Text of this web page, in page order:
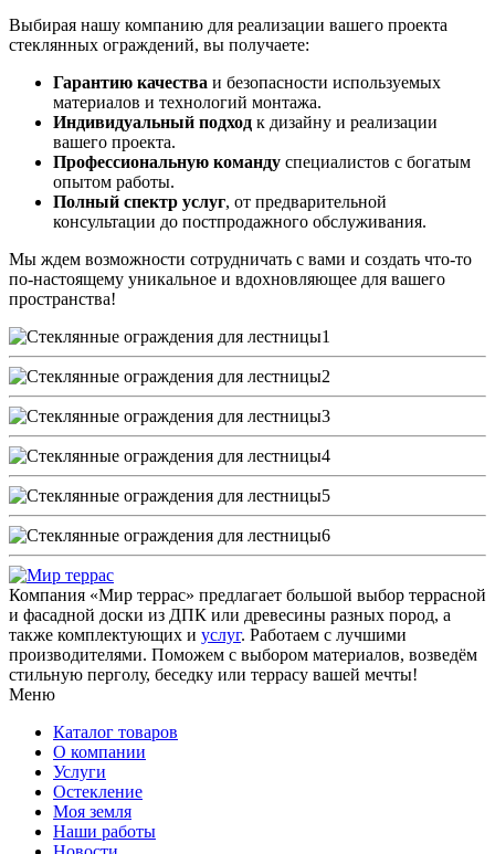
Выбирая нашу компанию для реализации вашего проекта
стеклянных ограждений, вы получаете:
Гарантию качества и безопасности используемых
материалов и технологий монтажа.
Индивидуальный подход к дизайну и реализации
вашего проекта.
Профессиональную команду специалистов с богатым
опытом работы.
Полный спектр услуг, от предварительной
консультации до постпродажного обслуживания.
Мы ждем возможности сотрудничать с вами и создать что-то
по-настоящему уникальное и вдохновляющее для вашего
пространства!
Компания «Мир террас» предлагает большой выбор террасной
и фасадной доски из ДПК или древесины разных пород, а
также комплектующих и услуг. Работаем с лучшими
производителями. Поможем с выбором материалов, возведём
стильную перголу, беседку или террасу вашей мечты!
Меню
Каталог товаров
О компании
Услуги
Остекление
Моя земля
Наши работы